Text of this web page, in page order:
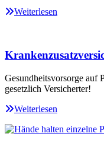
Weiterlesen
Gesundheitsvorsorge auf
gesetzlich Versicherter!
Weiterlesen